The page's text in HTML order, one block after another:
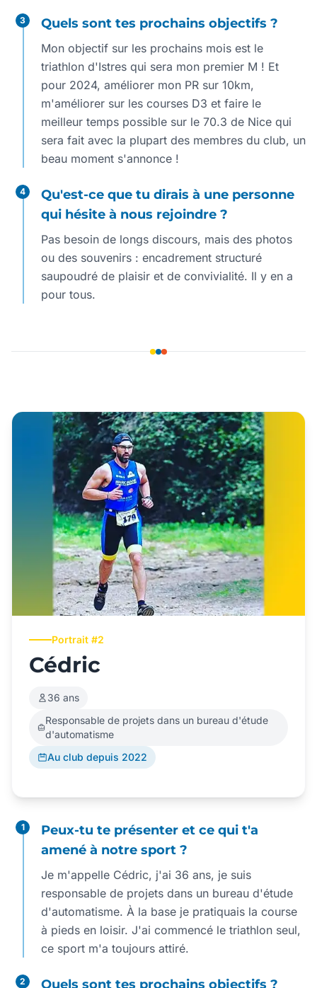
3 Quels sont tes prochains objectifs ?
Mon objectif sur les prochains mois est le
triathlon d'Istres qui sera mon premier M ! Et
pour 2024, améliorer mon PR sur 10km,
m'améliorer sur les courses D3 et faire le
meilleur temps possible sur le 70.3 de Nice qui
sera fait avec la plupart des membres du club, un
beau moment s'annonce !
4
Qu'est-ce que tu dirais à une personne
qui hésite à nous rejoindre ?
Pas besoin de longs discours, mais des photos
ou des souvenirs : encadrement structuré
saupoudré de plaisir et de convivialité. Il y en a
pour tous.
Portrait #2
Cédric
36 ans
Responsable de projets dans un bureau d'étude
d'automatisme
Au club depuis 2022
1
Peux-tu te présenter et ce qui t'a
amené à notre sport ?
Je m'appelle Cédric, j'ai 36 ans, je suis
responsable de projets dans un bureau d'étude
d'automatisme. À la base je pratiquais la course
à pieds en loisir. J'ai commencé le triathlon seul,
ce sport m'a toujours attiré.
2 Quels sont tes prochains objectifs ?